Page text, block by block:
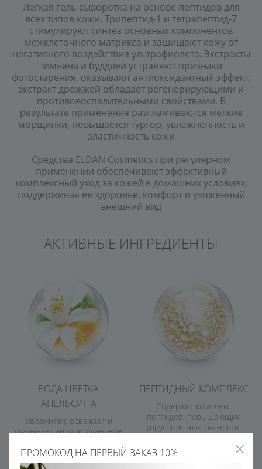
Легкая гель-сыворотка на основе пептидов для
всех типов кожи. Трипептид-1 и тетрапептид-7
стимулируют синтез основных компонентов
межклеточного матрикса и защищают кожу от
негативного воздействия ультрафиолета. Экстракты
тимьяна и буддлеи устраняют признаки
фотостарения, оказывают антиоксидантный эффект;
экстракт дрожжей обладает регенерирующими и
противовоспалительными свойствами. В
результате применения разглаживаются мелкие
морщинки, повышается тургор, увлажненность и
эластичность кожи
Cредства ELDAN Cosmetics при регулярном
применении обеспечивают эффективный
комплексный уход за кожей в домашних условиях,
поддерживая ее здоровье, комфорт и ухоженный
внешний вид
АКТИВНЫЕ ИНГРЕДИЕНТЫ
ВОДА ЦВЕТКА
АПЕЛЬСИНА
Увлажняет, освежает и
оказывает антиоксидантное
ПЕПТИДНЫЙ КОМПЛЕКС
Содержит комплекс
пептидов, повышающих
упругость, эластичность.
сокращают глубину
морщинок
ПРОМОКОД НА ПЕРВЫЙ ЗАКАЗ 10%